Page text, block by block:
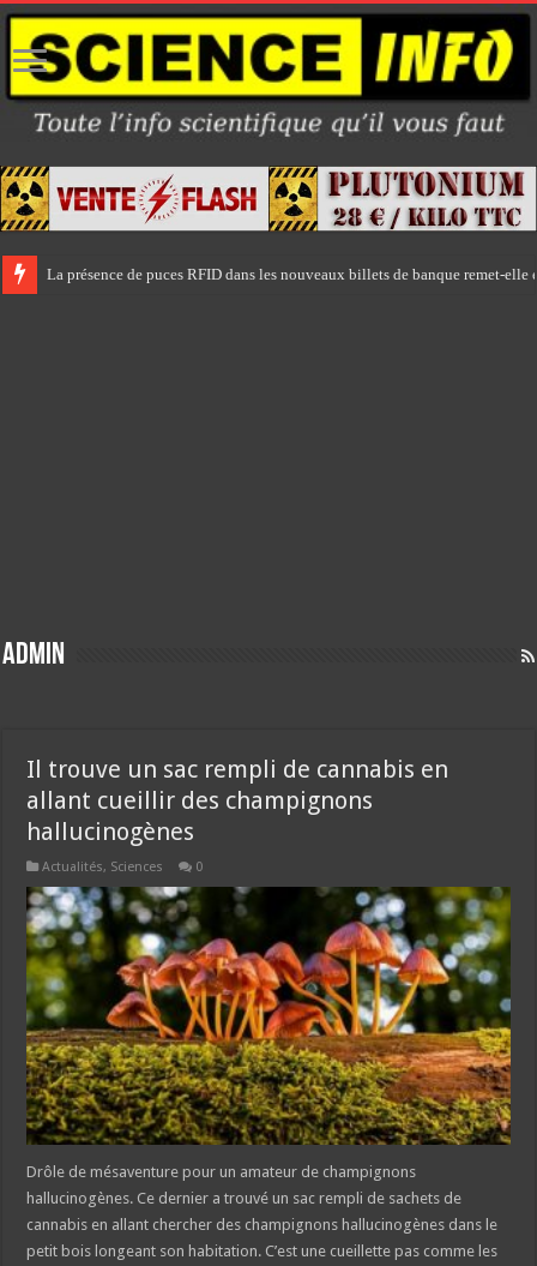
La présence de puces RFID dans les nouveaux billets de banque remet-
Admin
Il trouve un sac rempli de cannabis en
allant cueillir des champignons
hallucinogènes
Actualités, Sciences 0
Drôle de mésaventure pour un amateur de champignons
hallucinogènes. Ce dernier a trouvé un sac rempli de sachets de
cannabis en allant chercher des champignons hallucinogènes dans le
petit bois longeant son habitation. C’est une cueillette pas comme les